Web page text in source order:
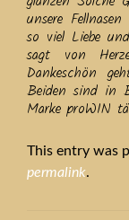
unsere
so viel Liebe
sagt von
Dankeschön
Beiden sind in
Marke proWIN
This entry was
permalink.